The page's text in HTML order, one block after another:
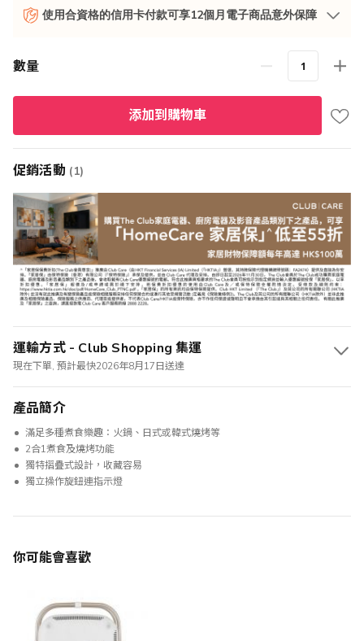
使用合資格的信用卡付款可享12個月電子商品意外保障
數量
添加到購物車
促銷活動 (1)
運輸方式 - Club Shopping 集運
現在下單, 預計最快2026年8月17日送達
產品簡介
滿足多種煮食樂趣：火鍋、日式或韓式燒烤等
2合1煮食及燒烤功能
獨特摺疊式設計，收藏容易
獨立操作旋鈕連指示燈
你可能會喜歡